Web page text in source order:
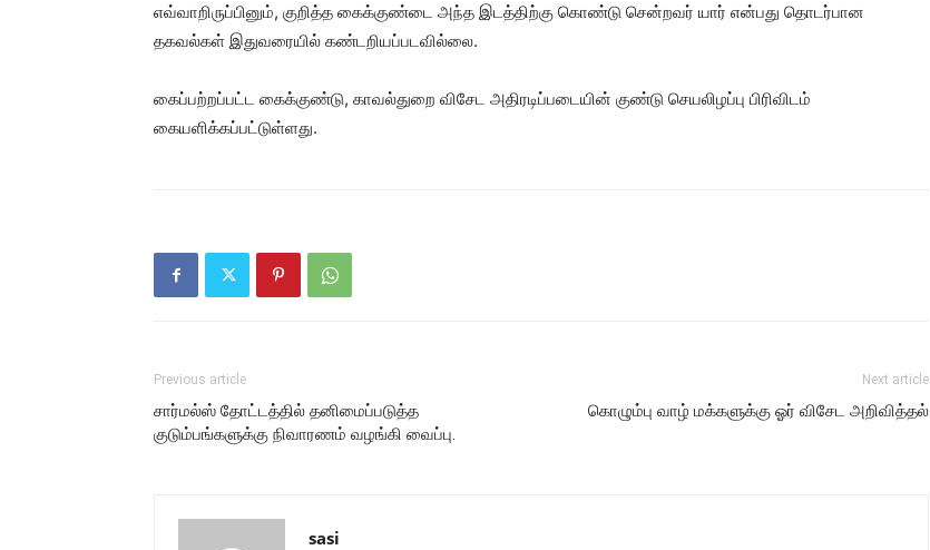
எவ்வாறிருப்பினும், குறித்த கைக்குண்டை அந்த இடத்திற்கு கொண்டு சென்றவர் யார் என்பது தொடர்பான
தகவல்கள் இதுவரையில் கண்டறியப்படவில்லை.
கைப்பற்றப்பட்ட கைக்குண்டு, காவல்துறை விசேட அதிரடிப்படையின் குண்டு செயலிழப்பு பிரிவிடம்
கையளிக்கப்பட்டுள்ளது.
Previous article
சார்மல்ஸ் தோட்டத்தில் தனிமைப்படுத்த
குடும்பங்களுக்கு நிவாரணம் வழங்கி வைப்பு.
Next article
கொழும்பு வாழ் மக்களுக்கு ஓர் விசேட அறிவித்தல்
sasi